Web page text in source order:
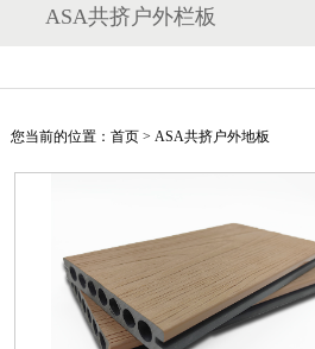
ASA共挤户外栏板
您当前的位置： 首页 > ASA共挤户外地板